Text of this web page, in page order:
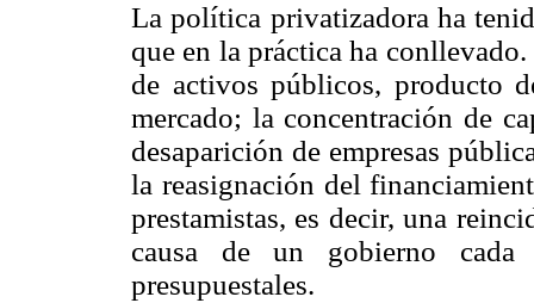
La política privatizadora ha
que en la práctica ha
de activos públicos, producto
mercado; la concentración de
desaparición de empresas
la reasignación del
prestamistas, es decir, una
causa de un gobierno
presupuestales.